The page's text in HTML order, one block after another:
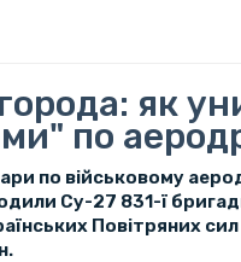
як
по
по військовому
Су-27 831-ї
Повітряних